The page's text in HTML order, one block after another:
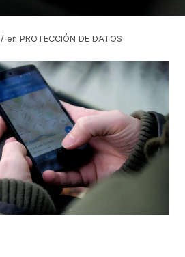
/ enPROTECCIÓN DE DATOS